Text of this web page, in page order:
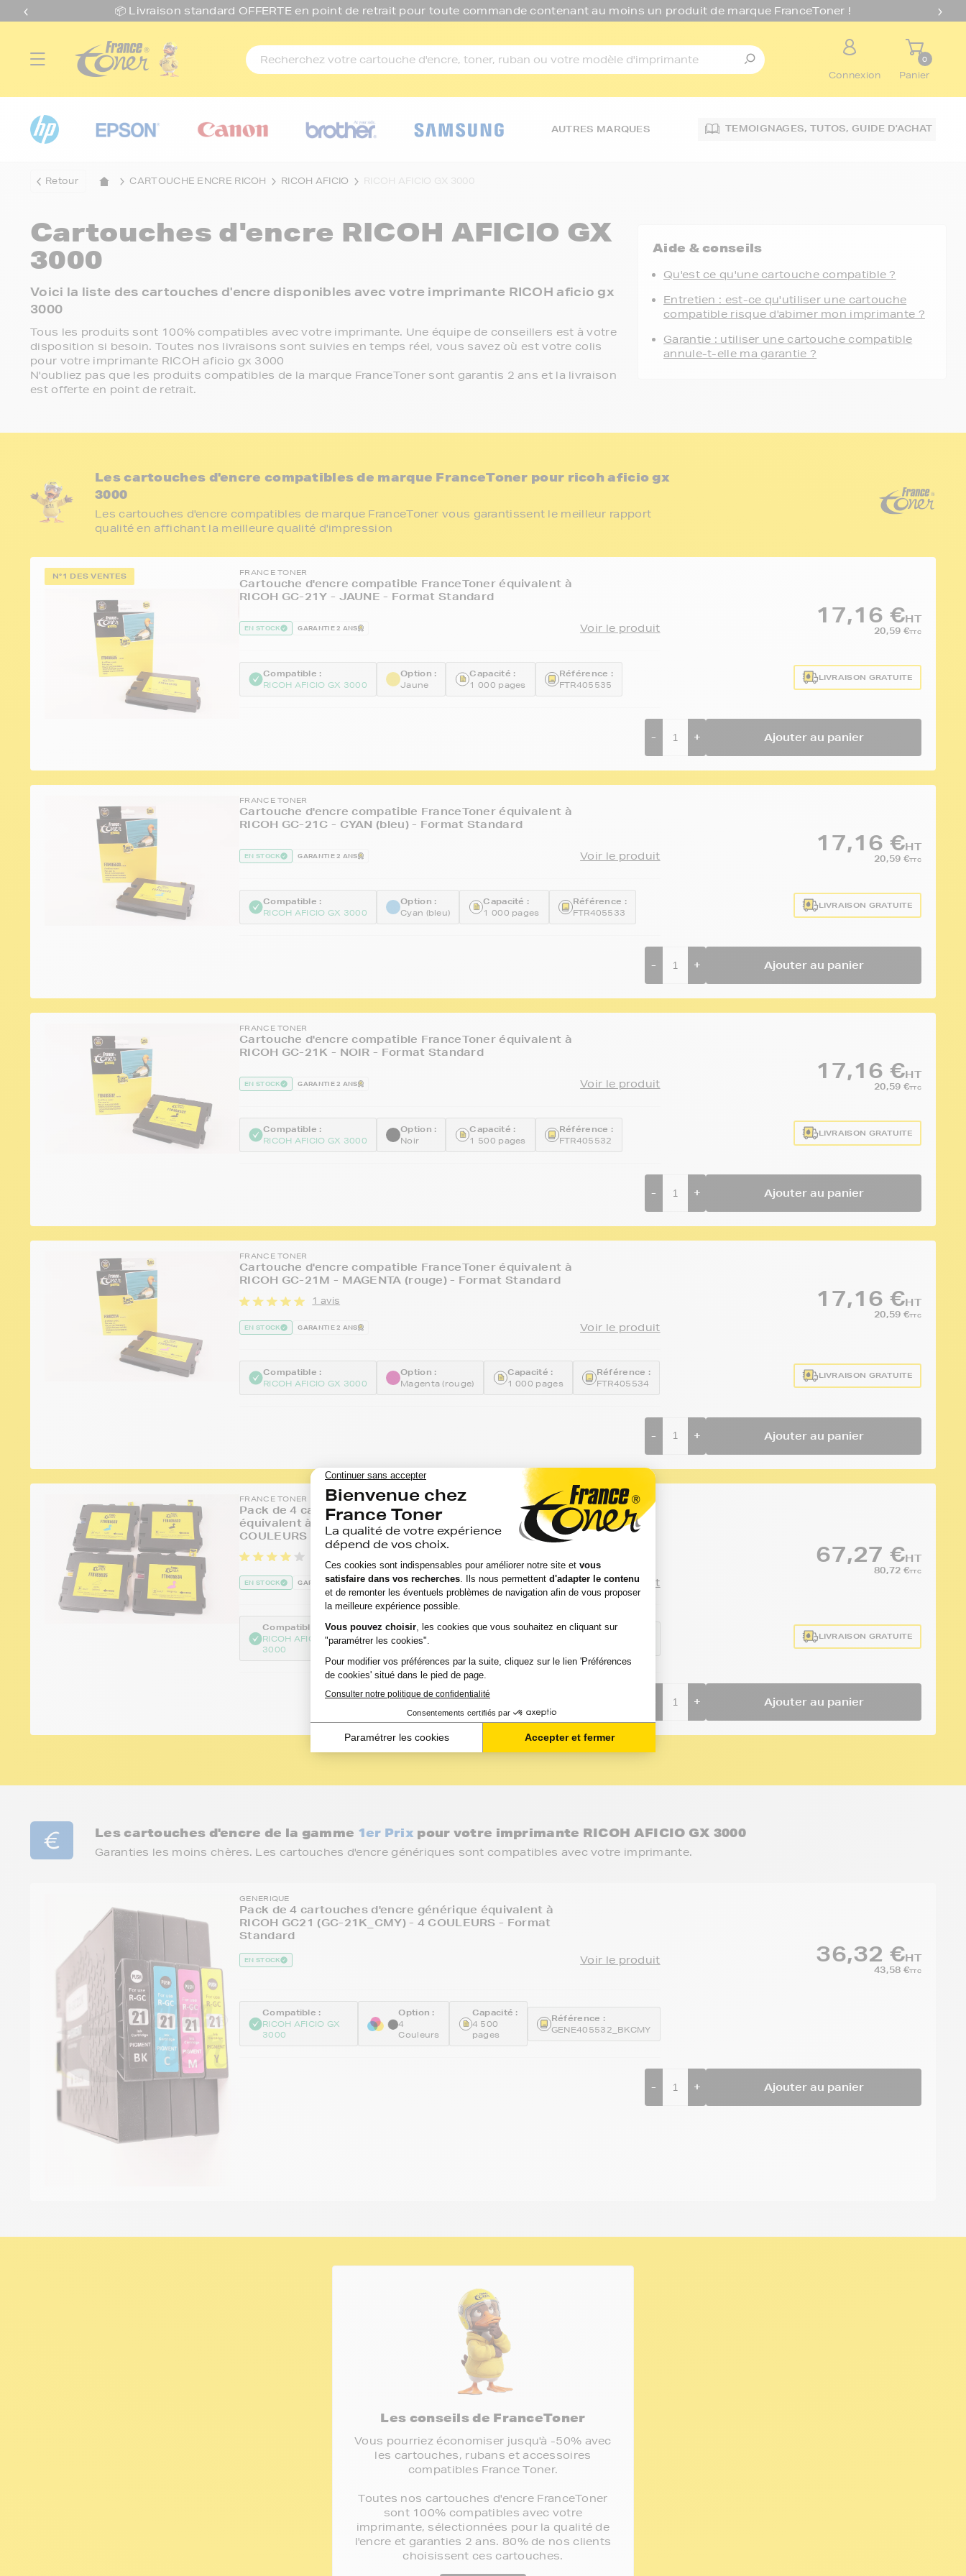
📦 Livraison standard OFFERTE en point de retrait pour toute commande contenant au moins un produit de marque FranceToner !
Connexion
0
Panier
AUTRES MARQUES TEMOIGNAGES, TUTOS,GUIDE D'ACHAT
Retour CARTOUCHE ENCRE RICOH RICOH AFICIO RICOH AFICIO GX 3000
Cartouches d'encre RICOH AFICIO GX
3000
Voici la liste des cartouches d'encre disponibles avec votre imprimante RICOH aficio gx
3000
Tous les produits sont 100% compatibles avec votre imprimante. Une équipe de conseillers est à votre
disposition si besoin. Toutes nos livraisons sont suivies en temps réel, vous savez où est votre colis
pour votre imprimante RICOH aficio gx 3000
N'oubliez pas que les produits compatibles de la marque FranceToner sont garantis 2 ans et la livraison
est offerte en point de retrait.
Aide & conseils
Qu'est ce qu'une cartouche compatible ?
Entretien : est-ce qu'utiliser une cartouche
compatible risque d'abimer mon imprimante ?
Garantie : utiliser une cartouche compatible
annule-t-elle ma garantie ?
Les cartouches d'encre compatibles de marque FranceToner pour ricoh aficio gx
3000
Les cartouches d'encre compatibles de marque FranceToner vous garantissent le meilleur rapport
qualité en affichant la meilleure qualité d'impression
N°1 DES VENTES FRANCE TONER
Cartouche d'encre compatible FranceToner équivalent à
RICOH GC-21Y - JAUNE - Format Standard
EN STOCK GARANTIE 2 ANS Voir le produit
Compatible :
RICOH AFICIO GX 3000
Option :
Jaune
Capacité :
1 000 pages
Référence :
FTR405535
17,16 €HT
20,59 €TTC
LIVRAISON GRATUITE
- + Ajouter au panier
FRANCE TONER
Cartouche d'encre compatible FranceToner équivalent à
RICOH GC-21C - CYAN (bleu) - Format Standard
EN STOCK GARANTIE 2 ANS Voir le produit
Compatible :
RICOH AFICIO GX 3000
Option :
Cyan (bleu)
Capacité :
1 000 pages
Référence :
FTR405533
17,16 €HT
20,59 €TTC
LIVRAISON GRATUITE
- + Ajouter au panier
FRANCE TONER
Cartouche d'encre compatible FranceToner équivalent à
RICOH GC-21K - NOIR - Format Standard
EN STOCK GARANTIE 2 ANS Voir le produit
Compatible :
RICOH AFICIO GX 3000
Option :
Noir
Capacité :
1 500 pages
Référence :
FTR405532
17,16 €HT
20,59 €TTC
LIVRAISON GRATUITE
- + Ajouter au panier
FRANCE TONER
Cartouche d'encre compatible FranceToner équivalent à
RICOH GC-21M - MAGENTA (rouge) - Format Standard
1 avis
EN STOCK GARANTIE 2 ANS Voir le produit
Compatible :
RICOH AFICIO GX 3000
Option :
Magenta (rouge)
Capacité :
1 000 pages
Référence :
FTR405534
17,16 €HT
20,59 €TTC
LIVRAISON GRATUITE
- + Ajouter au panier
FRANCE TONER
Pack de 4 cartouches d'encre compatibles FranceToner
équivalent à RICOH GC21_BKCMY (GC-21K_CMY) - 4
COULEURS - Format Standard
EN STOCK GARANTIE 2 ANS Voir le produit
Compatible :
RICOH AFICIO GX
3000
Option :
4
Capacité : Référence :
67,27 €HT
80,72 €TTC
LIVRAISON GRATUITE
+ Ajouter au panier
Les cartouches d'encre de la gamme 1er Prix pour votre imprimante RICOH AFICIO GX 3000
Garanties les moins chères. Les cartouches d'encre génériques sont compatibles avec votre imprimante.
GENERIQUE
Pack de 4 cartouches d'encre générique équivalent à
RICOH GC21 (GC-21K_CMY) - 4 COULEURS - Format
Standard
EN STOCK Voir le produit
Compatible :
RICOH AFICIO GX
3000
Option :
4
Couleurs
Capacité :
4 500
pages
Référence :
GENE405532_BKCMY
36,32 €HT
43,58 €TTC
- + Ajouter au panier
Les conseils de FranceToner
Vous pourriez économiser jusqu'à -50% avec
les cartouches, rubans et accessoires
compatibles France Toner.
Toutes nos cartouches d'encre FranceToner
sont 100% compatibles avec votre
imprimante, sélectionnées pour la qualité de
l'encre et garanties 2 ans. 80% de nos clients
choisissent ces cartouches.